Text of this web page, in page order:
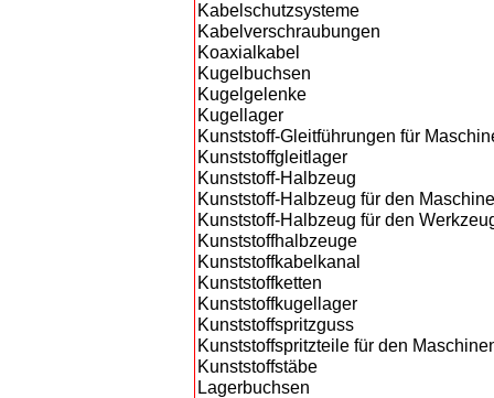
Kabelschutzsysteme
Kabelverschraubungen
Koaxialkabel
Kugelbuchsen
Kugelgelenke
Kugellager
Kunststoff-Gleitführungen für
Kunststoffgleitlager
Kunststoff-Halbzeug
Kunststoff-Halbzeug für den
Kunststoff-Halbzeug für den
Kunststoffhalbzeuge
Kunststoffkabelkanal
Kunststoffketten
Kunststoffkugellager
Kunststoffspritzguss
Kunststoffspritzteile für den
Kunststoffstäbe
Lagerbuchsen